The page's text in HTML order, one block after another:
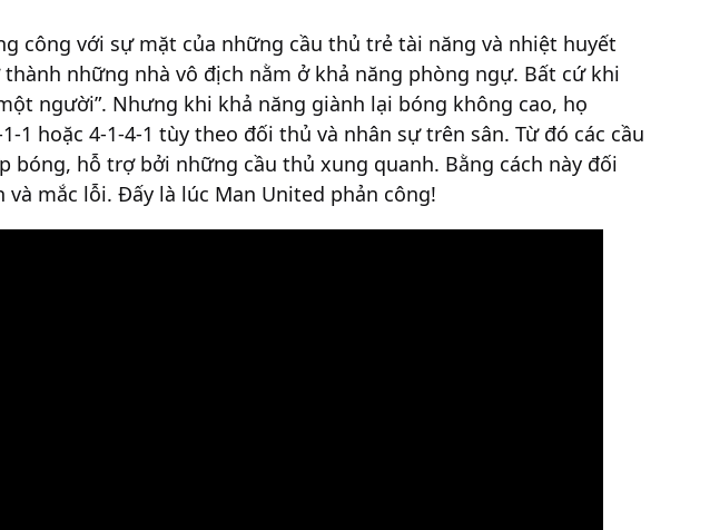
công với sự mặt của những cầu thủ trẻ tài năng và nhiệt huyết
những nhà vô địch nằm ở khả năng phòng ngự. Bất cứ khi
người”. Nhưng khi khả năng giành lại bóng không cao, họ
hoặc 4-1-4-1 tùy theo đối thủ và nhân sự trên sân. Từ đó các cầu
hỗ trợ bởi những cầu thủ xung quanh. Bằng cách này đối
mắc lỗi. Đấy là lúc Man United phản công!